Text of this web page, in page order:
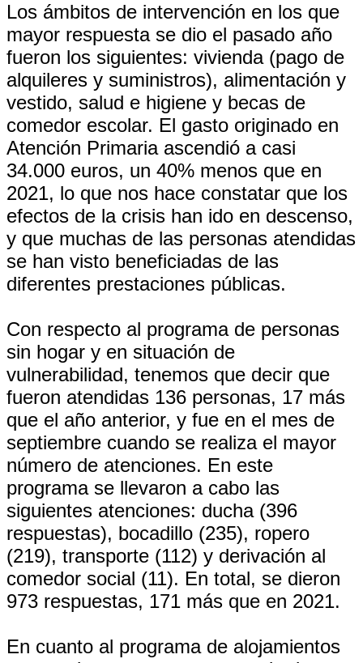
Los ámbitos de intervención en los que
mayor respuesta se dio el pasado año
fueron los siguientes: vivienda (pago de
alquileres y suministros), alimentación y
vestido, salud e higiene y becas de
comedor escolar. El gasto originado en
Atención Primaria ascendió a casi
34.000 euros, un 40% menos que en
2021, lo que nos hace constatar que los
efectos de la crisis han ido en descenso,
y que muchas de las personas atendidas
se han visto beneficiadas de las
diferentes prestaciones públicas.
Con respecto al programa de personas
sin hogar y en situación de
vulnerabilidad, tenemos que decir que
fueron atendidas 136 personas, 17 más
que el año anterior, y fue en el mes de
septiembre cuando se realiza el mayor
número de atenciones. En este
programa se llevaron a cabo las
siguientes atenciones: ducha (396
respuestas), bocadillo (235), ropero
(219), transporte (112) y derivación al
comedor social (11). En total, se dieron
973 respuestas, 171 más que en 2021.
En cuanto al programa de alojamientos